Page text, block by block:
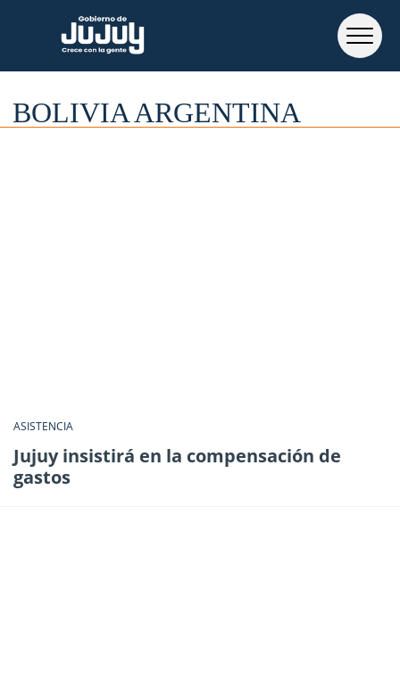
BOLIVIA ARGENTINA
ASISTENCIA
Jujuy insistirá en la compensación de
gastos